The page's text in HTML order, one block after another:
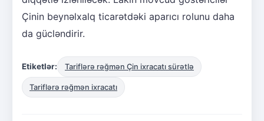
Çinin beynəlxalq ticarətdəki aparıcı rolunu daha
da gücləndirir.
Etiketlər: Tariflərə rəğmən Çin ixracatı sürətlə
Tariflərə rəğmən ixracatı